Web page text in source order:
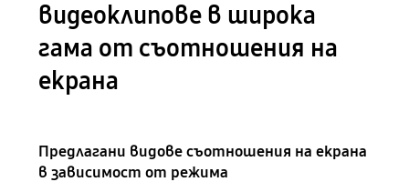
видеоклипове в широка
гама от съотношения на
екрана
Предлагани видове съотношения на екрана
в зависимост от режима